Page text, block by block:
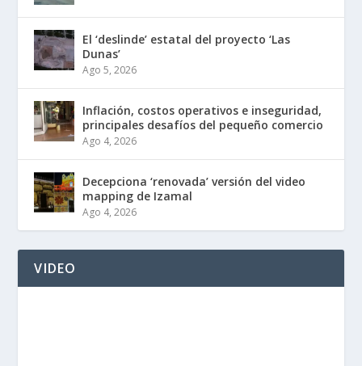
El ‘deslinde’ estatal del proyecto ‘Las
Dunas’
Ago 5, 2026
Inflación, costos operativos e inseguridad,
principales desafíos del pequeño comercio
Ago 4, 2026
Decepciona ‘renovada’ versión del video
mapping de Izamal
Ago 4, 2026
VIDEO